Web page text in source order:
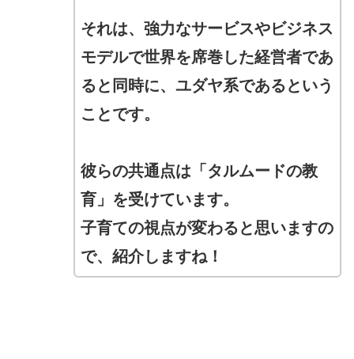
それは、強力なサービスやビジネス
モデルで世界を席巻した経営者であ
ると同時に、ユダヤ系であるという
ことです。
彼らの共通点は「タルムードの教
育」を受けています。
子育ての視点が変わると思いますの
で、紹介しますね！